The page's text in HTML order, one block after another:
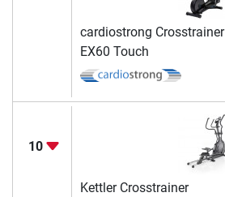
cardiostrong Crosstrainer
EX60 Touch
10
Kettler Crosstrainer